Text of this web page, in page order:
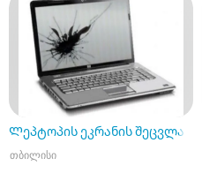
Ლეპტოპის ეკრანის შეცვლა
თბილისი